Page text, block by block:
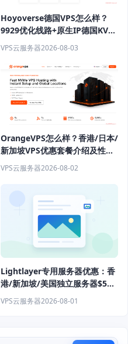
Hoyoverse德国VPS怎么样？
9929优化线路+原生IP德国KVM
VPS推荐
VPS云服务器2026-08-03
OrangeVPS怎么样？香港/日本/
新加坡VPS优惠套餐介绍及性能
配置评测
VPS云服务器2026-08-02
Lightlayer专用服务器优惠：香
港/新加坡/美国独立服务器$57/
月起
VPS云服务器2026-08-01